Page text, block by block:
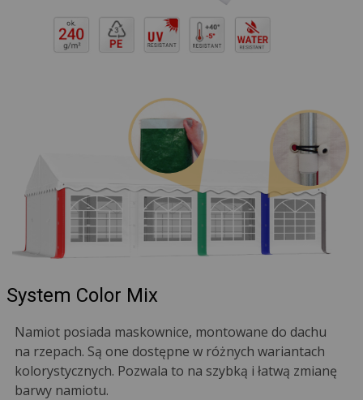
System Color Mix
Namiot posiada maskownice, montowane do dachu
na rzepach. Są one dostępne w różnych wariantach
kolorystycznych. Pozwala to na szybką i łatwą zmianę
barwy namiotu.